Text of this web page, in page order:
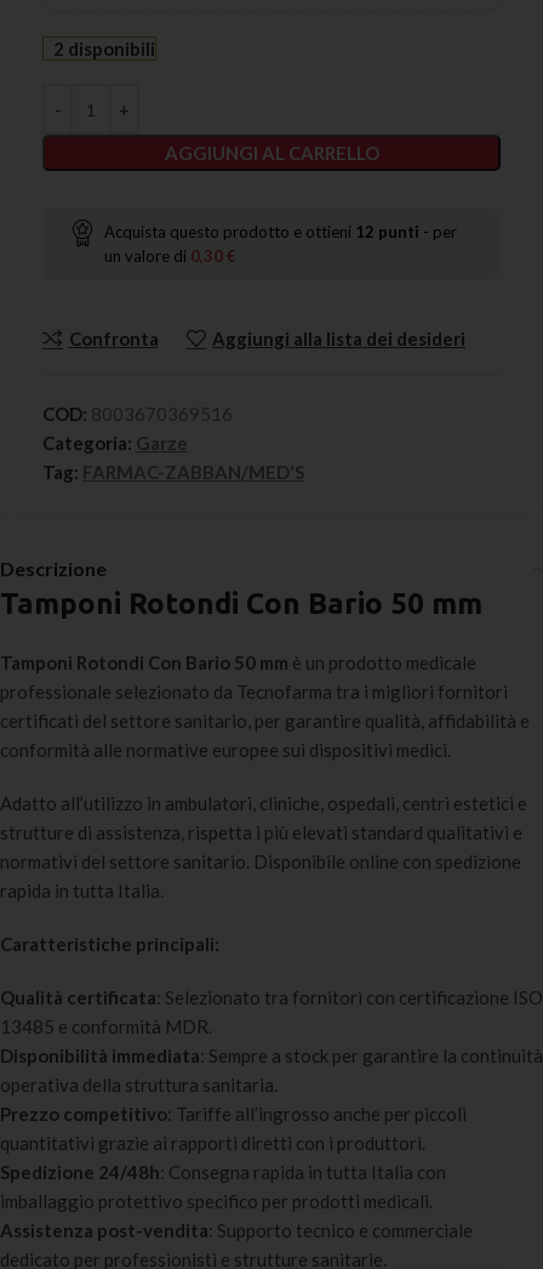
2 disponibili
AGGIUNGI AL CARRELLO
Acquista questo prodotto e ottieni 12 punti - per
un valore di 0,30€
Confronta Aggiungi alla lista dei desideri
COD: 8003670369516
Categoria: Garze
Tag: FARMAC-ZABBAN/MED'S
Descrizione
Tamponi Rotondi Con Bario 50 mm
Tamponi Rotondi Con Bario 50 mm è un prodotto medicale
professionale selezionato da Tecnofarma tra i migliori fornitori
certificati del settore sanitario, per garantire qualità, affidabilità e
conformità alle normative europee sui dispositivi medici.
Adatto all’utilizzo in ambulatori, cliniche, ospedali, centri estetici e
strutture di assistenza, rispetta i più elevati standard qualitativi e
normativi del settore sanitario. Disponibile online con spedizione
rapida in tutta Italia.
Caratteristiche principali:
Qualità certificata: Selezionato tra fornitori con certificazione ISO
13485 e conformità MDR.
Disponibilità immediata: Sempre a stock per garantire la continuità
operativa della struttura sanitaria.
Prezzo competitivo: Tariffe all’ingrosso anche per piccoli
quantitativi grazie ai rapporti diretti con i produttori.
Spedizione 24/48h: Consegna rapida in tutta Italia con
imballaggio protettivo specifico per prodotti medicali.
Assistenza post-vendita: Supporto tecnico e commerciale
dedicato per professionisti e strutture sanitarie.